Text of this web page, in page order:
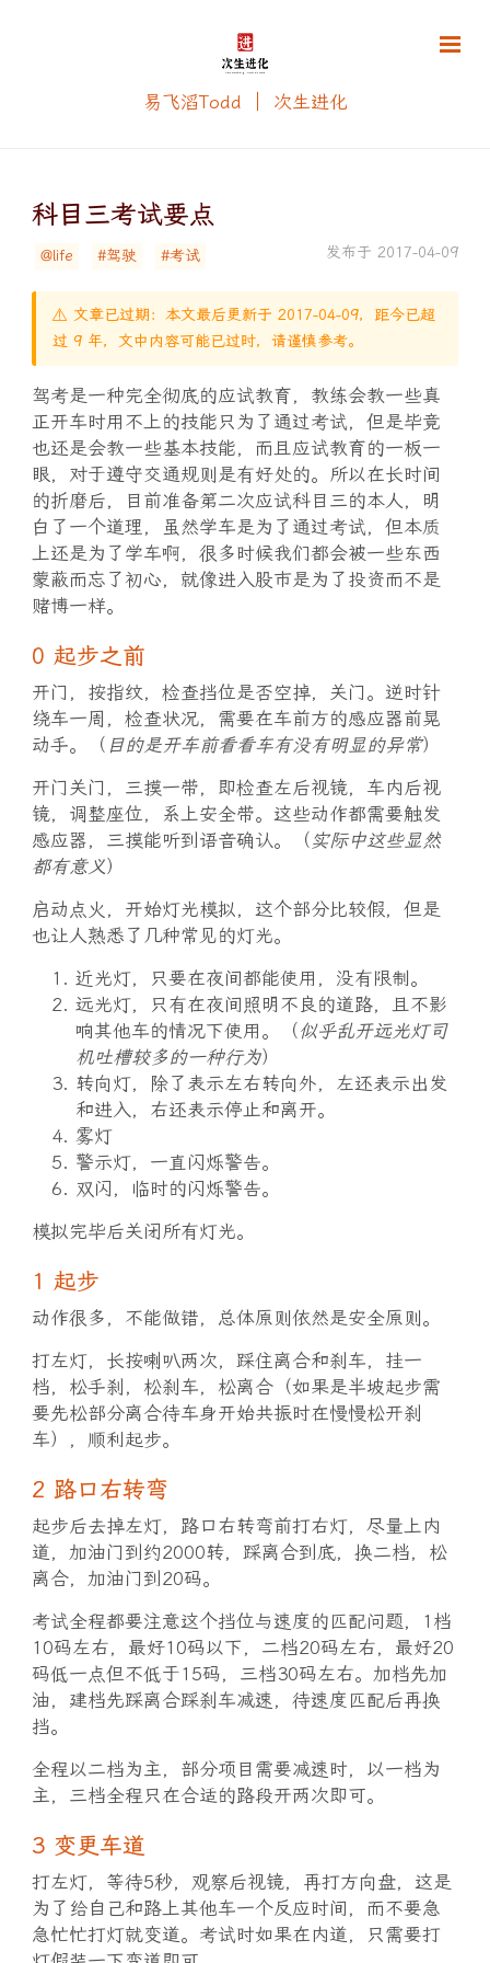
易飞滔Todd ｜ 次生进化
科目三考试要点
发布于 2017-04-09
@life #驾驶 #考试
⚠️ 文章已过期：本文最后更新于 2017-04-09，距今已超
过 9 年，文中内容可能已过时，请谨慎参考。
驾考是一种完全彻底的应试教育，教练会教一些真
正开车时用不上的技能只为了通过考试，但是毕竟
也还是会教一些基本技能，而且应试教育的一板一
眼，对于遵守交通规则是有好处的。所以在长时间
的折磨后，目前准备第二次应试科目三的本人，明
白了一个道理，虽然学车是为了通过考试，但本质
上还是为了学车啊，很多时候我们都会被一些东西
蒙蔽而忘了初心，就像进入股市是为了投资而不是
赌博一样。
0 起步之前
开门，按指纹，检查挡位是否空掉，关门。逆时针
绕车一周，检查状况，需要在车前方的感应器前晃
动手。（ 目的是开车前看看车有没有明显的异常）
开门关门，三摸一带，即检查左后视镜，车内后视
镜，调整座位，系上安全带。这些动作都需要触发
感应器，三摸能听到语音确认。（ 实际中这些显然
都有意义）
启动点火，开始灯光模拟，这个部分比较假，但是
也让人熟悉了几种常见的灯光。
近光灯，只要在夜间都能使用，没有限制。
远光灯，只有在夜间照明不良的道路，且不影
响其他车的情况下使用。（ 似乎乱开远光灯司
机吐槽较多的一种行为）
转向灯，除了表示左右转向外，左还表示出发
和进入，右还表示停止和离开。
雾灯
警示灯，一直闪烁警告。
双闪，临时的闪烁警告。
模拟完毕后关闭所有灯光。
1 起步
动作很多，不能做错，总体原则依然是安全原则。
打左灯，长按喇叭两次，踩住离合和刹车，挂一
档，松手刹，松刹车，松离合（如果是半坡起步需
要先松部分离合待车身开始共振时在慢慢松开刹
车），顺利起步。
2 路口右转弯
起步后去掉左灯，路口右转弯前打右灯，尽量上内
道，加油门到约2000转，踩离合到底，换二档，松
离合，加油门到20码。
考试全程都要注意这个挡位与速度的匹配问题，1档
10码左右，最好10码以下，二档20码左右，最好20
码低一点但不低于15码，三档30码左右。加档先加
油，建档先踩离合踩刹车减速，待速度匹配后再换
挡。
全程以二档为主，部分项目需要减速时，以一档为
主，三档全程只在合适的路段开两次即可。
3 变更车道
打左灯，等待5秒，观察后视镜，再打方向盘，这是
为了给自己和路上其他车一个反应时间，而不要急
急忙忙打灯就变道。考试时如果在内道，只需要打